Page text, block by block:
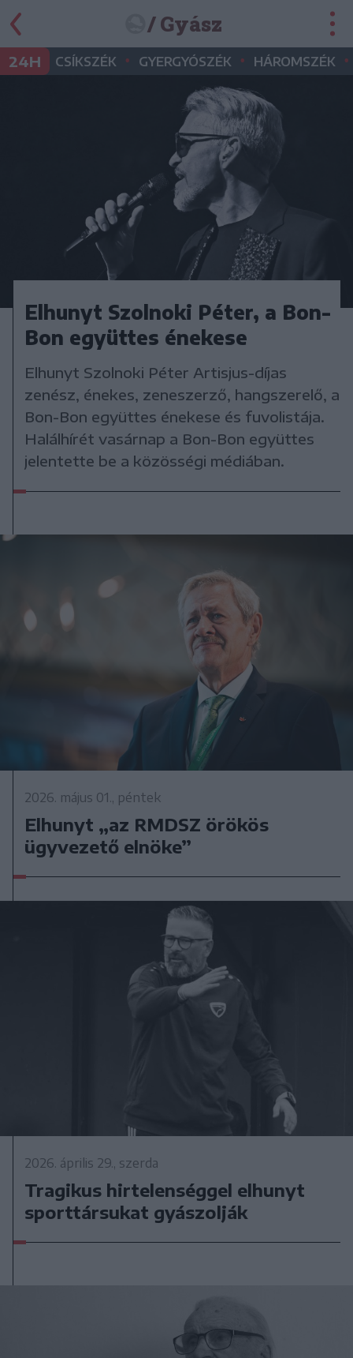
/ Gyász
24H CSÍKSZÉK • GYERGYÓSZÉK • HÁROMSZÉK •
Elhunyt Szolnoki Péter, a Bon-
Bon együttes énekese
Elhunyt Szolnoki Péter Artisjus-díjas
zenész, énekes, zeneszerző, hangszerelő, a
Bon-Bon együttes énekese és fuvolistája.
Halálhírét vasárnap a Bon-Bon együttes
jelentette be a közösségi médiában.
2026. május 01., péntek
Elhunyt „az RMDSZ örökös
ügyvezető elnöke”
2026. április 29., szerda
Tragikus hirtelenséggel elhunyt
sporttársukat gyászolják